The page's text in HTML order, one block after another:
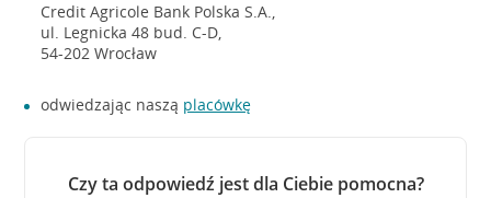
Credit Agricole Bank Polska S.A.,
ul. Legnicka 48 bud. C-D,
54-202 Wrocław
odwiedzając naszą placówkę
Czy ta odpowiedź jest dla Ciebie pomocna?